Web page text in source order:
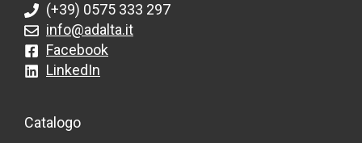
(+39) 0575 333 297
info@adalta.it
Facebook
LinkedIn
Catalogo